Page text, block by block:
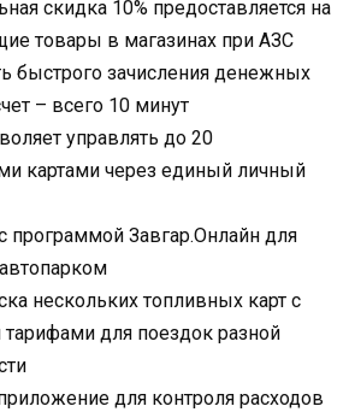
скидка 10% предоставляется на
товары в магазинах при АЗС
быстрого зачисления денежных
– всего 10 минут
управлять до 20
картами через единый личный
программой Завгар.Онлайн для
нескольких топливных карт с
для поездок разной
для контроля расходов